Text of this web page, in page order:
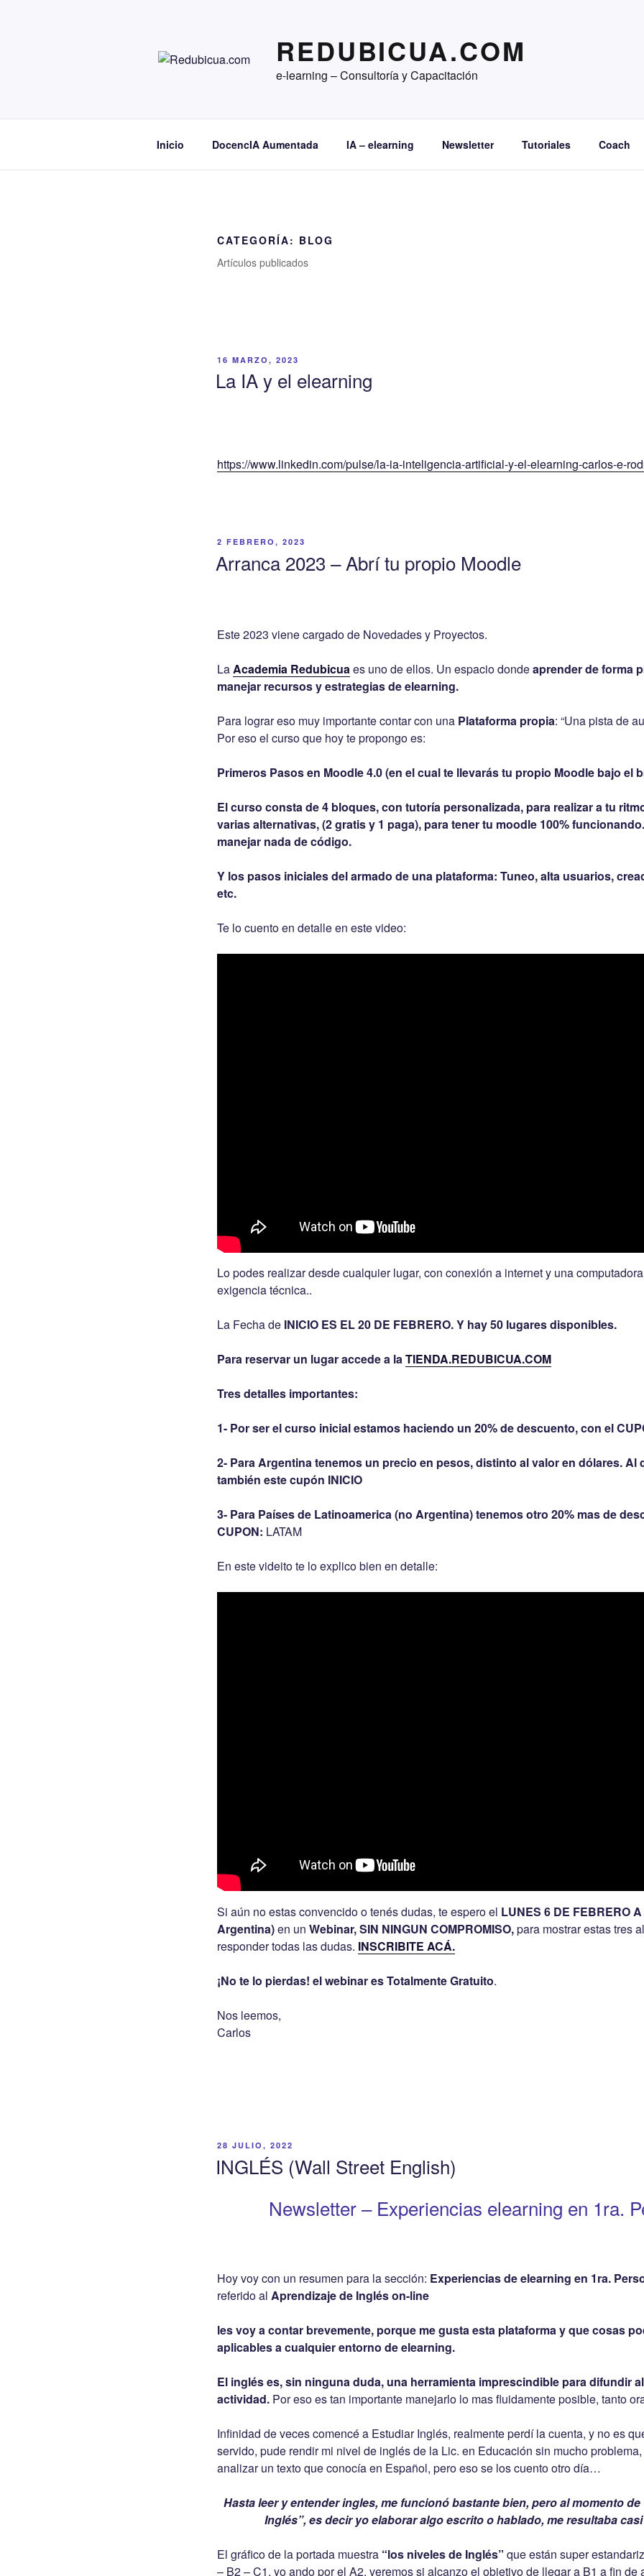
REDUBICUA.COM
e-learning – Consultoría y Capacitación
Inicio DocencIA Aumentada IA – elearning Newsletter Tutoriales Coach
CATEGORÍA: BLOG
Artículos publicados
PUBLICADO
16 MARZO, 2023
La IA y el elearning
https://www.linkedin.com/pulse/la-ia-inteligencia-artificial-y-el-elearning-carlos-e-
PUBLICADO
2 FEBRERO, 2023
Arranca 2023 – Abrí tu propio Moodle
Este 2023 viene cargado de Novedades y Proyectos.
LaAcademia Redubicuaes uno de ellos. Un espacio dondeaprender de forma
manejar recursos y estrategias de elearning.
Para lograr eso muy importante contar con una Plataforma propia: “Una pista de
Por eso el curso que hoy te propongo es:
Primeros Pasos en Moodle 4.0 (en el cual te llevarás tu propio Moodle bajo el
El curso consta de 4 bloques, con tutoría personalizada, para realizar a tu
varias alternativas, (2 gratis y 1 paga), para tener tu moodle 100%
manejar nada de código.
Y los pasos iniciales del armado de una plataforma: Tuneo, alta usuarios,
etc.
Te lo cuento en detalle en este video:
Lo podes realizar desde cualquier lugar, con conexión a internet y una
exigencia técnica..
La Fecha de INICIO ES EL 20 DE FEBRERO. Y hay50 lugares disponibles.
Para reservar un lugar accede a laTIENDA.REDUBICUA.COM
Tres detalles importantes:
1- Por ser el curso inicial estamos haciendo un 20% de descuento, con el
2- Para Argentina tenemos un precio en pesos, distinto al valor en dólares. Al
también este cupón INICIO
3- Para Países de Latinoamerica (no Argentina) tenemos otro 20% mas de
CUPON: LATAM
En este videito te lo explico bien en detalle:
Si aún no estas convencido o tenés dudas, te espero el LUNES 6 DE FEBRERO
Argentina)en un Webinar, SIN NINGUN COMPROMISO,para mostrar estas tres
responder todas las dudas. INSCRIBITE ACÁ.
¡No te lo pierdas! el webinar es Totalmente Gratuito.
Nos leemos,
Carlos
PUBLICADO
28 JULIO, 2022
INGLÉS (Wall Street English)
Newsletter – Experiencias elearning en 1ra.
Hoy voy con un resumen para la sección: Experiencias de elearning en 1ra.
referido al Aprendizaje de Inglés on-line
les voy a contar brevemente, porque me gusta esta plataforma y que cosas
aplicables a cualquier entorno de elearning.
El inglés es, sin ninguna duda, una herramienta imprescindible para difundir
actividad. Por eso es tan importante manejarlo lo mas fluidamente posible, tanto
Infinidad de veces comencé a Estudiar Inglés, realmente perdí la cuenta, y no es
servido, pude rendir mi nivel de inglés de la Lic. en Educación sin mucho
analizar un texto que conocía en Español, pero eso se los cuento otro día…
Hasta leer y entender ingles, me funcionó bastante bien, pero al momento
Inglés”, es decir yo elaborar algo escrito o hablado, me resultaba
El gráfico de la portada muestra “los niveles de Inglés” que están super
– B2 – C1, yo ando por el A2, veremos si alcanzo el objetivo de llegar a B1 a fin de